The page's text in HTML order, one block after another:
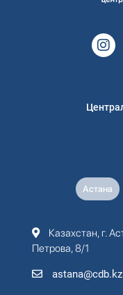
Астана
Казахстан, г.
Петрова, 8/1
astana@cdb.kz